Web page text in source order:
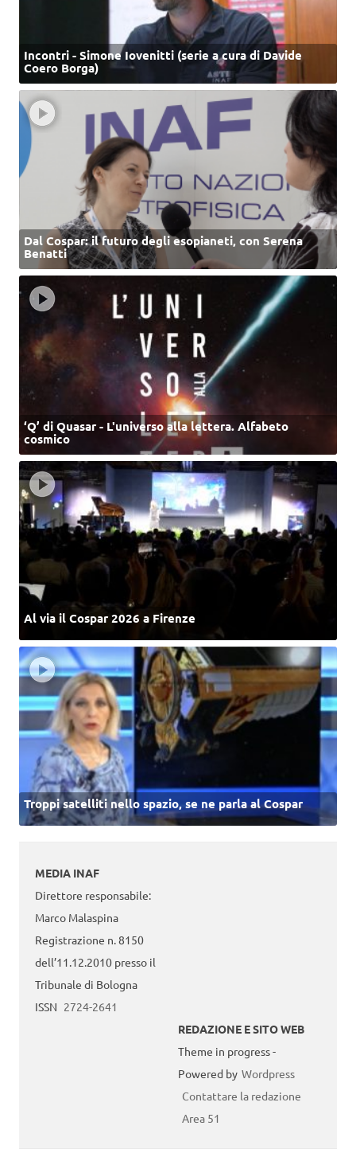
Incontri - Simone Iovenitti (serie a cura di Davide
Coero Borga)
Dal Cospar: il futuro degli esopianeti, con Serena
Benatti
‘Q’ di Quasar - L'universo alla lettera. Alfabeto
cosmico
Al via il Cospar 2026 a Firenze
Troppi satelliti nello spazio, se ne parla al Cospar
MEDIA INAF
Direttore responsabile:
Marco Malaspina
Registrazione n. 8150
dell’11.12.2010 presso il
Tribunale di Bologna
ISSN 2724-2641
REDAZIONE E SITO WEB
Theme in progress -
Powered by Wordpress
Contattare la redazione
Area 51